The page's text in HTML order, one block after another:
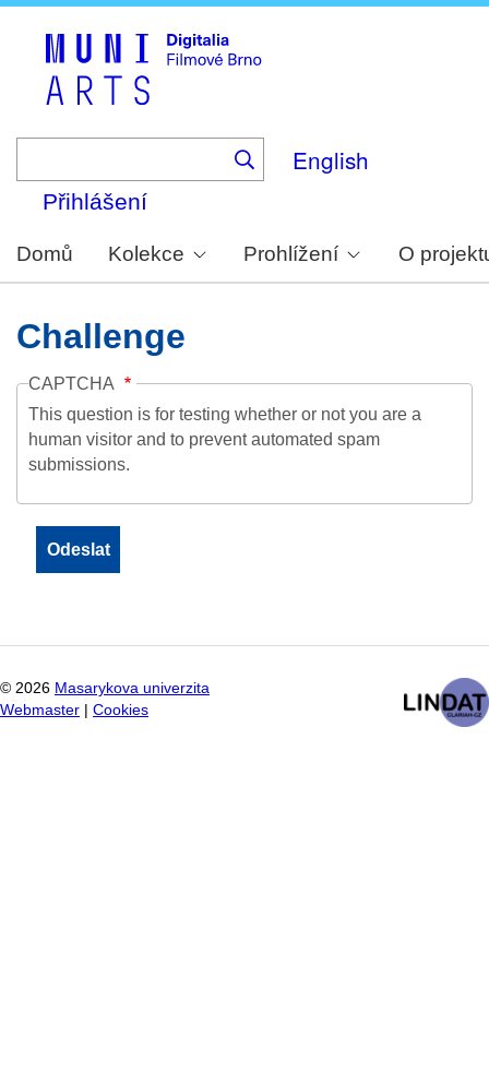
English
Přihlášení
Domů Kolekce Prohlížení O
Challenge
CAPTCHA
This question is for testing whether or not you are a
human visitor and to prevent automated spam
submissions.
© 2026 Masarykova univerzita
Webmaster
Cookies